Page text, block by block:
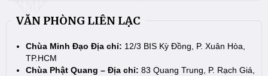
VĂN PHÒNG LIÊN LẠC
Chùa Minh Đạo Địa chỉ: 12/3 BIS Kỳ Đồng, P. Xuân Hòa,
TP.HCM
Chùa Phật Quang – Địa chỉ: 83 Quang Trung, P. Rạch Giá,